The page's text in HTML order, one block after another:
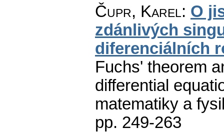
Čupr, Karel: O
zdánlivých
diferenciálních
Fuchs' theorem
differential
matematiky a
pp. 249-263